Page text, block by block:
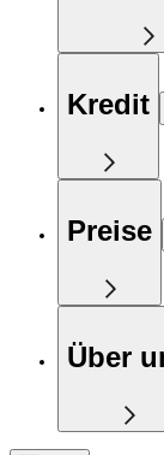
Kredit
Preise
Über